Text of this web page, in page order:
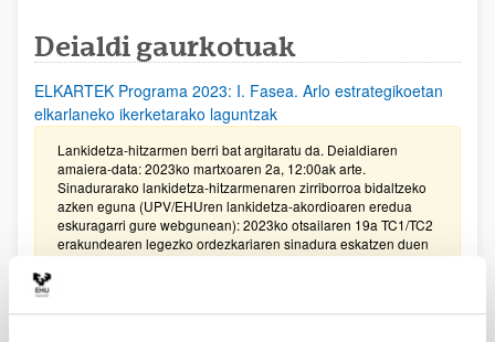
Deialdi gaurkotuak
ELKARTEK Programa 2023: I. Fasea. Arlo estrategikoetan
elkarlaneko ikerketarako laguntzak
Lankidetza-hitzarmen berri bat argitaratu da. Deialdiaren
amaiera-data: 2023ko martxoaren 2a, 12:00ak arte.
Sinadurarako lankidetza-hitzarmenaren zirriborroa bidaltzeko
azken eguna (UPV/EHUren lankidetza-akordioaren eredua
eskuragarri gure webgunean): 2023ko otsailaren 19a TC1/TC2
erakundearen legezko ordezkariaren sinadura eskatzen duen
dokumentazioa bidaltzeko azken eguna (Aplikazioaren 5.